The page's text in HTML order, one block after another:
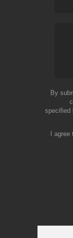
By
specified
I agree